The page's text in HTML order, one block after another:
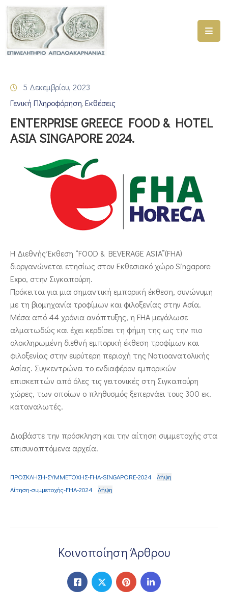
ΑΡΧΙΚΗ
ΓΕΜΗ
–
ΠΡΟΓΡΑΜΜΑΤΑ
ΣΥΜΜΕΤΟΧΗ
ΕΤΑΙΡΕΙΕΣ
ΕΠΙΚΑΙΡΟΤΗΤΑ
5 Δεκεμβρίου, 2023
Γενική Πληροφόρηση‚ Εκθέσεις
ENTERPRISE GREECE FOOD & HOTEL
ASIA SINGAPORE 2024.
Η Διεθνής Έκθεση “FOOD & BEVERAGE ASIA”(FHA)
διοργανώνεται ετησίως στον Εκθεσιακό χώρο Singapore
Expo, στην Σιγκαπούρη.
Πρόκειται για μια σημαντική εμπορική έκθεση, συνώνυμη
με τη βιομηχανία τροφίμων και φιλοξενίας στην Ασία.
Μέσα από 44 χρόνια ανάπτυξης, η FHA μεγάλωσε
αλματωδώς και έχει κερδίσει τη φήμη της ως την πιο
ολοκληρωμένη διεθνή εμπορική έκθεση τροφίμων και
φιλοξενίας στην ευρύτερη περιοχή της Νοτιοανατολικής
Ασίας. Συγκεντρώνει το ενδιαφέρον εμπορικών
επισκεπτών από όλες τις γειτονικές στη Σιγκαπούρη
χώρες, των οποίων ο πληθυσμός ξεπερνάει τους 300 εκ.
καταναλωτές.
Διαβάστε την πρόσκληση και την αίτηση συμμετοχής στα
επισυναπτόμενα αρχεία.
ΠΡΟΣΚΛΗΣΗ-ΣΥΜΜΕΤΟΧΗΣ-FHA-SINGAPORE-2024
Λήψη
Αίτηση-συμμετοχής-FHA-2024
Λήψη
Κοινοποίηση Άρθρου